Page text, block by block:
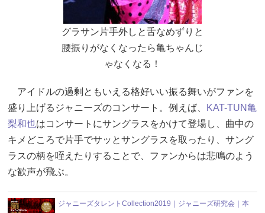
グラサン片手外しと舌なめずりと
腰振りがなくなったら亀ちゃんじ
ゃなくなる！
アイドルの過剰ともいえる格好いい振る舞いがファンを
盛り上げるジャニーズのコンサート。例えば、
KAT-TUN亀
梨和也はコンサートにサングラスをかけて登場し、曲中の
キメどころで片手でサッとサングラスを取ったり、サング
ラスの柄を咥えたりすることで、ファンからは悲鳴のよう
な歓声が飛ぶ。
ジャニーズタレントCollection2019｜ジャニーズ研究会｜本